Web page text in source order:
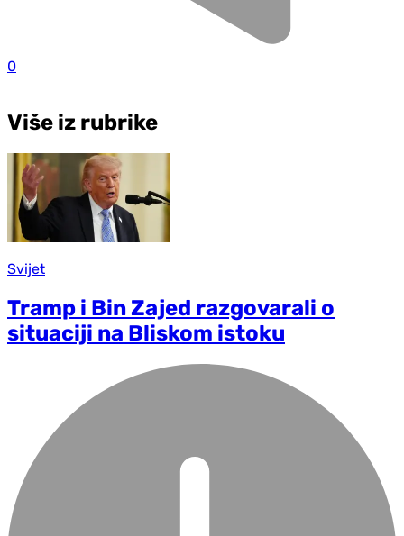
0
Više iz rubrike
Svijet
Tramp i Bin Zajed razgovarali o
situaciji na Bliskom istoku